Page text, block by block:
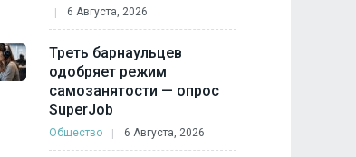
6 Августа, 2026
Треть барнаульцев
одобряет режим
самозанятости — опрос
SuperJob
Общество 6 Августа, 2026